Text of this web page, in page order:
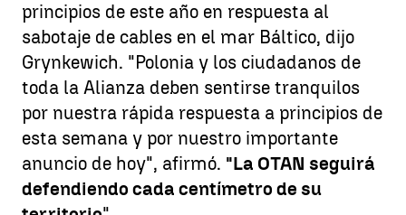
principios de este año en respuesta al
sabotaje de cables en el mar Báltico, dijo
Grynkewich. "Polonia y los ciudadanos de
toda la Alianza deben sentirse tranquilos
por nuestra rápida respuesta a principios de
esta semana y por nuestro importante
anuncio de hoy", afirmó. "La OTAN seguirá
defendiendo cada centímetro de su